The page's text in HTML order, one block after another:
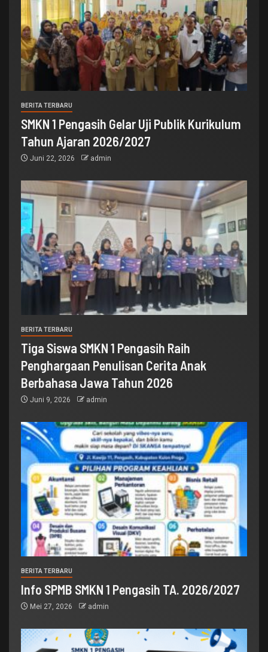
BERITA TERBARU
SMKN 1 Pengasih Gelar Uji Publik Kurikulum
Tahun Ajaran 2026/2027
Juni 22, 2026 admin
BERITA TERBARU
Tiga Siswa SMKN 1 Pengasih Raih
Penghargaan Penulisan Cerita Anak
Berbahasa Jawa Tahun 2026
Juni 9, 2026 admin
BERITA TERBARU
Info SPMB SMKN 1 Pengasih TA. 2026/2027
Mei 27, 2026 admin